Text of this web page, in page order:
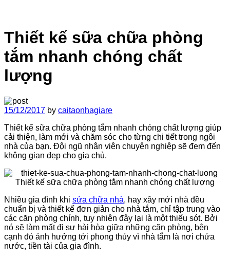
Thiết kế sữa chữa phòng
tắm nhanh chóng chất
lượng
15/12/2017 by caitaonhagiare
Thiết kế sữa chữa phòng tắm nhanh chóng chất lượng giúp
cải thiện, làm mới và chăm sóc cho từng chi tiết trong ngôi
nhà của bạn. Đội ngũ nhân viên chuyên nghiệp sẽ đem đến
không gian đẹp cho gia chủ.
Nhiều gia đình khi sửa chữa nhà, hay xây mới nhà đều
chuẩn bị và thiết kế đơn giản cho nhà tắm, chỉ tập trung vào
các căn phòng chính, tuy nhiên đây lại là một thiếu sót. Bởi
nó sẽ làm mất đi sự hài hòa giữa những căn phòng, bên
cạnh đó ảnh hưởng tới phong thủy vì nhà tắm là nơi chứa
nước, tiền tài của gia đình.